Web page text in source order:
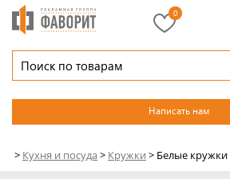
Написать нам
0
> Кухня и посуда> Кружки > Белые кружки